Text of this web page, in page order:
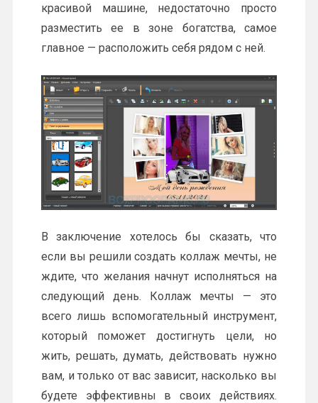
красивой машине, недостаточно просто
разместить ее в зоне богатства, самое
главное — расположить себя рядом с ней.
В заключение хотелось бы сказать, что
если вы решили создать коллаж мечты, не
ждите, что желания начнут исполняться на
следующий день. Коллаж мечты — это
всего лишь вспомогательный инструмент,
который поможет достигнуть цели, но
жить, решать, думать, действовать нужно
вам, и только от вас зависит, насколько вы
будете эффективны в своих действиях.